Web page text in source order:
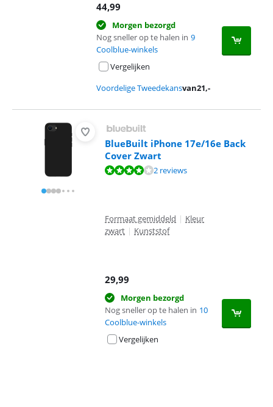
44,99
Morgen bezorgd
Nog sneller op te halen in 9
Coolblue-winkels
Vergelijken
Voordelige Tweedekansvan21,-
BlueBuilt iPhone 17e/16e Back
Cover Zwart
Beoordeling is 8,0 van de 10, gebaseerd op 2 reviews.
2 reviews
Formaat gemiddeld | Kleur
zwart | Kunststof
29,99
Morgen bezorgd
Nog sneller op te halen in 10
Coolblue-winkels
Vergelijken